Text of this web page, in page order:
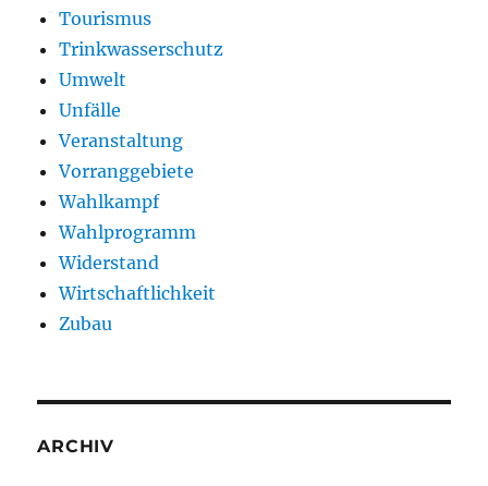
Tourismus
Trinkwasserschutz
Umwelt
Unfälle
Veranstaltung
Vorranggebiete
Wahlkampf
Wahlprogramm
Widerstand
Wirtschaftlichkeit
Zubau
ARCHIV